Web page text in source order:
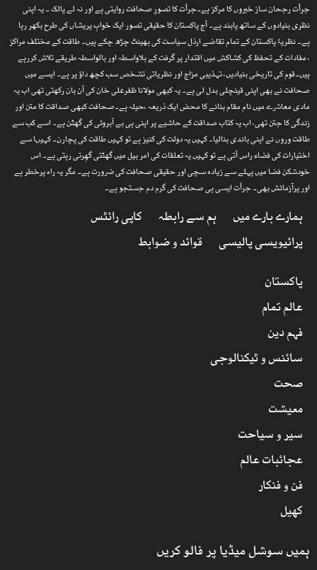
جرأت رجحان ساز خبروں کا مرکز ہے۔جرأت کا تصورِ صحافت روایتی ہے اور نہ لے پالک ۔ یہ اپنی
نظری بنیادوں کے ساتھ پابند ہے۔ آج پاکستان کا حقیقی تصور ایک خوابِ پریشاں کی طرح بکھر رہا
ہے۔ نظریۂ پاکستان کے تمام تقاضے ارذل سیاست کی بھینٹ چڑھ چکے ہیں۔ طاقت کے مختلف مراکز
، مفادات کے تحفظ کی کشاکش میں اقتدار پر گرفت کے بلاواسطہ اور بالواسطہ طریقے تلاش کررہے
ہیں۔قوم کی تاریخی بنیادیں، تہذیبی مزاج اور نظریاتی تشخص سب کچھ داؤ پر ہے۔ ایسے میں
صحافت نے بھی اپنی قینچلی بدل لی ہے۔ یہ کبھی مولانا ظفرعلی خان کی آن بان رکھتی تھی اب یہ
مادی معاشرے میں نام مقام بنانے کا محض ایک ذریعہ ،حیلہ ہے۔صحافت کبھی صداقت کا متن اور
زندگی کا جتن تھی، اب یہ کتاب صداقت کے حاشیے پر اپنی ہی بے آبروئی کی گھٹن ہے۔ اسے کب سے
طاقت وروں نے اپنی باندی بنالیا۔ کہیں یہ دولت کی کنیز ہے تو کہیں طاقت کی پچارن۔ کہیںا سے
اختیارات کی فضاء راس آتی ہے تو کہیں یہ تعلقات کی امر بیل میں گھٹتی گھِرتی رہتی ہے۔ اس
خودشکن فضا میں پہلے سے زیادہ سچی اور حقیقی صحافت کی ضرورت ہے۔ مگر یہ راہ پرخطر ہے
اور پرآزمائش بھی۔ جرأت ایسی ہی صحافت کی گرم دم جستجو ہے۔
ہمارے بارے میں ہم سے رابطہ
کاپی رائٹس
پرائیویسی پالیسی
قوائد و ضوابط
پاکستان
عالم تمام
فہم دین
سائنس و ٹیکنالوجی
صحت
معیشت
سیر و سیاحت
عجائبات عالم
فن و فنکار
کھیل
ہمیں سوشل میڈیا پر فالو کریں